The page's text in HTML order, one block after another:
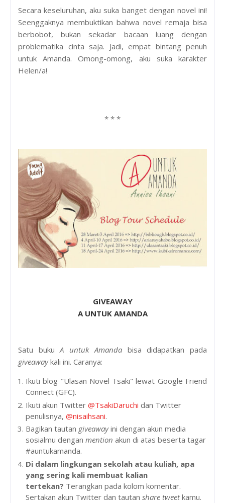
Secara keseluruhan, aku suka banget dengan novel ini!
Seenggaknya membuktikan bahwa novel remaja bisa
berbobot, bukan sekadar bacaan luang dengan
problematika cinta saja. Jadi, empat bintang penuh
untuk Amanda. Omong-omong, aku suka karakter
Helen/a!
* * *
GIVEAWAY
A UNTUK AMANDA
Satu bukuA untuk Amandabisa didapatkan pada
giveawaykali ini. Caranya:
Ikuti blog "Ulasan Novel Tsaki" lewat Google Friend
Connect (GFC).
Ikuti akun Twitter @TsakiDaruchi dan Twitter
penulisnya, @nisaihsani.
Bagikan tautan giveawayini dengan akun media
sosialmu dengan mention akun di atas beserta tagar
#auntukamanda.
Di dalam lingkungan sekolah atau kuliah, apa
yang sering kali membuat kalian
tertekan? Terangkan pada kolom komentar.
Sertakan akun Twitter dan tautan share tweetkamu.